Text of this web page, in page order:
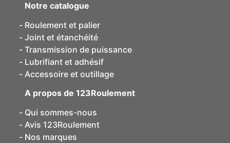
Notre catalogue
Roulement et palier
Joint et étanchéité
Transmission de puissance
Lubrifiant et adhésif
Accessoire et outillage
A propos de 123Roulement
Qui sommes-nous
Avis 123Roulement
Nos marques